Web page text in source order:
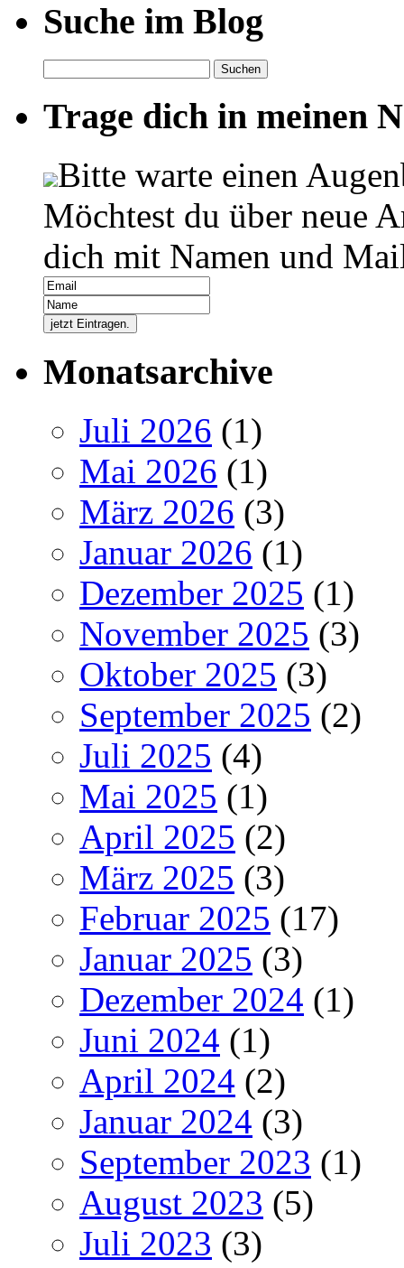
Suche im Blog
nach:
Trage dich in meinen
Bitte warte einen
Möchtest du über neue
dich mit Namen und
Monatsarchive
Juli 2026 (1)
Mai 2026 (1)
März 2026 (3)
Januar 2026 (1)
Dezember 2025 (1)
November 2025 (3)
Oktober 2025 (3)
September 2025 (2)
Juli 2025 (4)
Mai 2025 (1)
April 2025 (2)
März 2025 (3)
Februar 2025 (17)
Januar 2025 (3)
Dezember 2024 (1)
Juni 2024 (1)
April 2024 (2)
Januar 2024 (3)
September 2023 (1)
August 2023 (5)
Juli 2023 (3)